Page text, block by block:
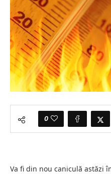
0
Va fi din nou caniculă astăzi